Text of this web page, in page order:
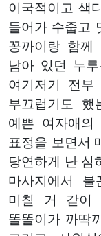
이국적이고 색
들어가 수줍고
꽁까이랑 함께
남아 있던 누
여기저기 전
부끄럽기도 했
예쁜 여자애
표정을 보면서
당연하게 난 심
마사지에서
미칠 거 같이
똘똘이가 까딱